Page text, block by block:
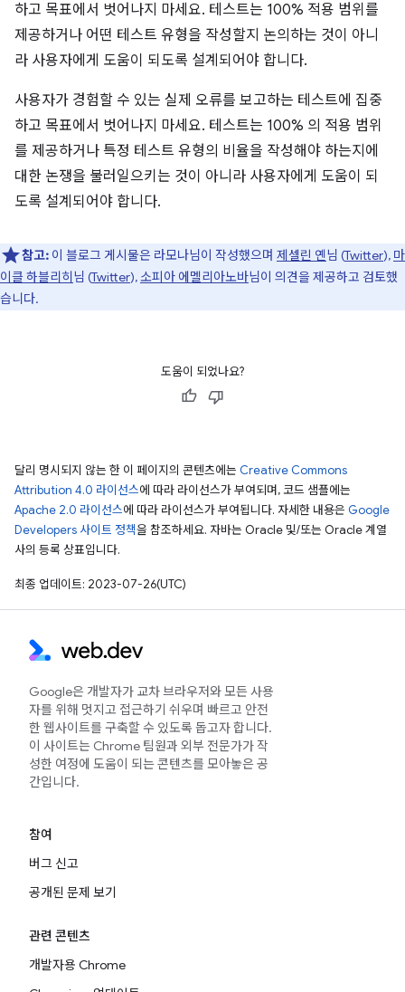
하고 목표에서 벗어나지 마세요. 테스트는 100% 적용 범위를
제공하거나 어떤 테스트 유형을 작성할지 논의하는 것이 아니
라 사용자에게 도움이 되도록 설계되어야 합니다.
사용자가 경험할 수 있는 실제 오류를 보고하는 테스트에 집중
하고 목표에서 벗어나지 마세요. 테스트는 100% 의 적용 범위
를 제공하거나 특정 테스트 유형의 비율을 작성해야 하는지에
대한 논쟁을 불러일으키는 것이 아니라 사용자에게 도움이 되
도록 설계되어야 합니다.
참고: 이 블로그 게시물은 라모나님이 작성했으며 제셀린 옌님 (Twitter), 마
이클 하블리히님 (Twitter),소피아 에멜리아노바님이 의견을 제공하고 검토했
습니다.
도움이 되었나요?
달리 명시되지 않는 한 이 페이지의 콘텐츠에는 Creative Commons
Attribution 4.0 라이선스에 따라 라이선스가 부여되며, 코드 샘플에는
Apache 2.0 라이선스에 따라 라이선스가 부여됩니다. 자세한 내용은 Google
Developers 사이트 정책을 참조하세요. 자바는 Oracle 및/또는 Oracle 계열
사의 등록 상표입니다.
최종 업데이트: 2023-07-26(UTC)
Google은 개발자가 교차 브라우저와 모든 사용
자를 위해 멋지고 접근하기 쉬우며 빠르고 안전
한 웹사이트를 구축할 수 있도록 돕고자 합니다.
이 사이트는 Chrome 팀원과 외부 전문가가 작
성한 여정에 도움이 되는 콘텐츠를 모아놓은 공
간입니다.
참여
버그 신고
공개된 문제 보기
관련 콘텐츠
개발자용 Chrome